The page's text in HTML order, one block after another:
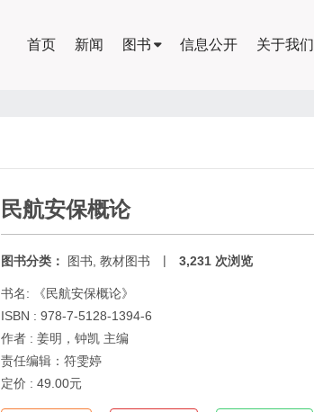
首页 新闻 图书 信息公开 关于我们
民航安保概论
图书分类： 图书 教材图书 | 3,231 次浏览
书名: 《民航安保概论》
ISBN : 978-7-5128-1394-6
作者 : 姜明，钟凯 主编
责任编辑：符雯婷
定价 : 49.00元